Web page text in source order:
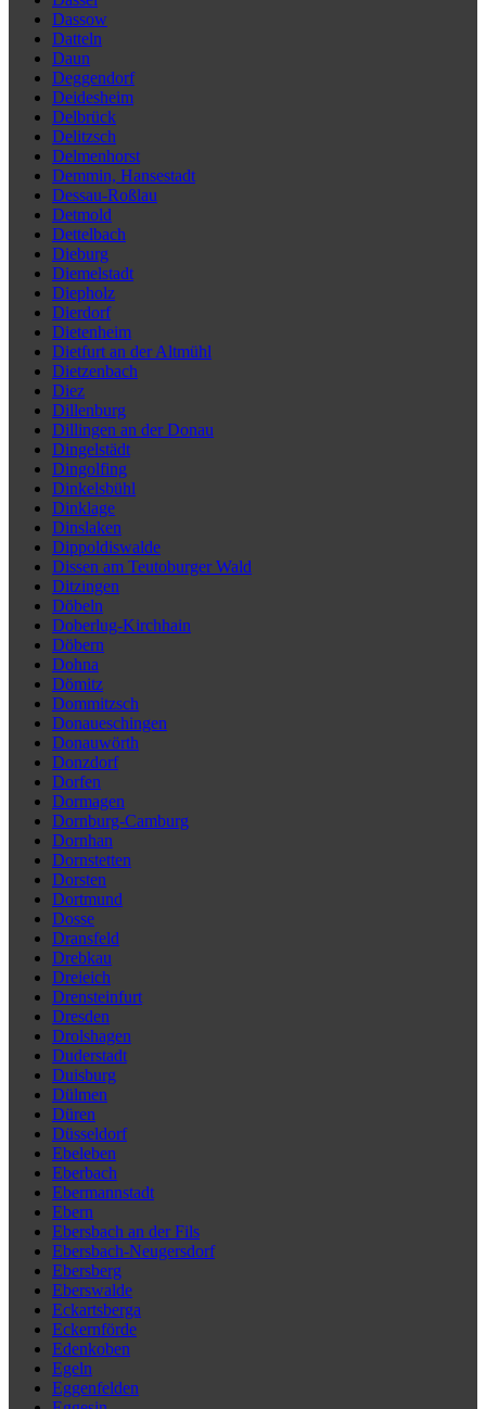
Dassow
Datteln
Daun
Deggendorf
Deidesheim
Delbrück
Delitzsch
Delmenhorst
Demmin, Hansestadt
Dessau-Roßlau
Detmold
Dettelbach
Dieburg
Diemelstadt
Diepholz
Dierdorf
Dietenheim
Dietfurt an der Altmühl
Dietzenbach
Diez
Dillenburg
Dillingen an der Donau
Dingelstädt
Dingolfing
Dinkelsbühl
Dinklage
Dinslaken
Dippoldiswalde
Dissen am Teutoburger Wald
Ditzingen
Döbeln
Doberlug-Kirchhain
Döbern
Dohna
Dömitz
Dommitzsch
Donaueschingen
Donauwörth
Donzdorf
Dorfen
Dormagen
Dornburg-Camburg
Dornhan
Dornstetten
Dorsten
Dortmund
Dosse
Dransfeld
Drebkau
Dreieich
Drensteinfurt
Dresden
Drolshagen
Duderstadt
Duisburg
Dülmen
Düren
Düsseldorf
Ebeleben
Eberbach
Ebermannstadt
Ebern
Ebersbach an der Fils
Ebersbach-Neugersdorf
Ebersberg
Eberswalde
Eckartsberga
Eckernförde
Edenkoben
Egeln
Eggenfelden